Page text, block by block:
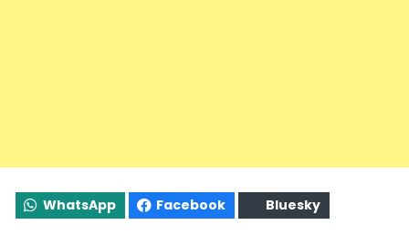
WhatsApp Facebook Bluesky